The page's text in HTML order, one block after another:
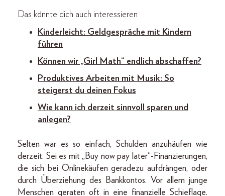
Das könnte dich auch interessieren
Kinderleicht: Geldgespräche mit Kindern
führen
Können wir „Girl Math“ endlich abschaffen?
Produktives Arbeiten mit Musik: So
steigerst du deinen Fokus
Wie kann ich derzeit sinnvoll sparen und
anlegen?
Selten war es so einfach, Schulden anzuhäufen wie
derzeit. Sei es mit „Buy now pay later“-Finanzierungen,
die sich bei Onlinekäufen geradezu aufdrängen, oder
durch Überziehung des Bankkontos. Vor allem junge
Menschen geraten oft in eine finanzielle Schieflage.